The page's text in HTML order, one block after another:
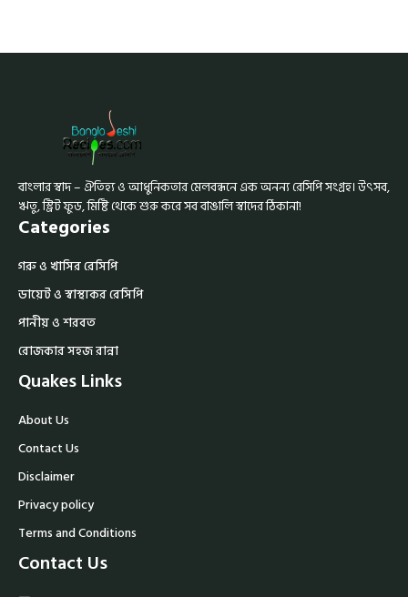
বাংলার স্বাদ – ঐতিহ্য ও আধুনিকতার মেলবন্ধনে এক অনন্য রেসিপি সংগ্রহ। উৎসব,
ঋতু, স্ট্রিট ফুড, মিষ্টি থেকে শুরু করে সব বাঙালি স্বাদের ঠিকানা!
Categories
গরু ও খাসির রেসিপি
ডায়েট ও স্বাস্থ্যকর রেসিপি
পানীয় ও শরবত
রোজকার সহজ রান্না
Quakes Links
About Us
Contact Us
Disclaimer
Privacy policy
Terms and Conditions
Contact Us